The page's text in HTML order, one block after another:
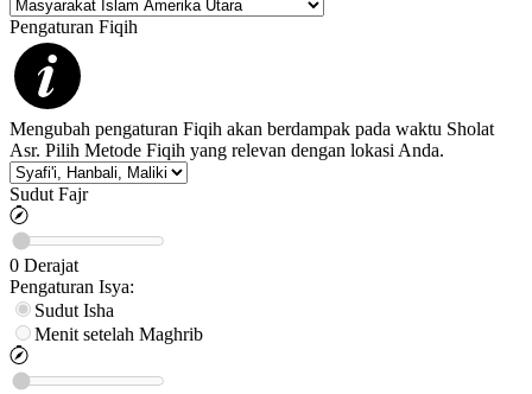
Pengaturan Fiqih
Mengubah pengaturan Fiqih akan berdampak pada waktu Sholat
Asr. Pilih Metode Fiqih yang relevan dengan lokasi Anda.
Sudut Fajr
0 Derajat
Pengaturan Isya:
Sudut Isha
Menit setelah Maghrib